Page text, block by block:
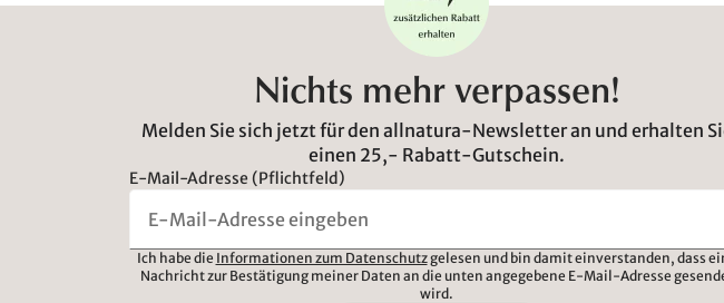
Nichts mehr verpassen!
Melden Sie sich jetzt für den allnatura-Newsletter an und erhalten
einen 25,- Rabatt-Gutschein.
E-Mail-Adresse (Pflichtfeld)
Ich habe die Informationen zum Datenschutzgelesen und bin damit einverstanden, dass
Nachricht zur Bestätigung meiner Daten an die unten angegebene E-Mail-Adresse
wird.